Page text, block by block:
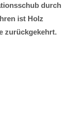
durch
ist Holz
zurückgekehrt.